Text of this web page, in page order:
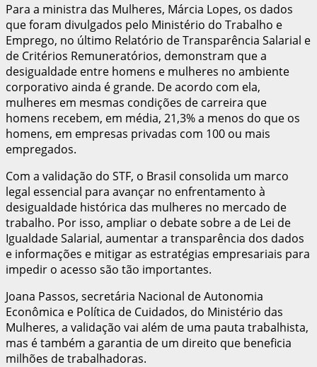
Para a ministra das Mulheres, Márcia Lopes, os dados
que foram divulgados pelo Ministério do Trabalho e
Emprego, no último Relatório de Transparência Salarial e
de Critérios Remuneratórios, demonstram que a
desigualdade entre homens e mulheres no ambiente
corporativo ainda é grande. De acordo com ela,
mulheres em mesmas condições de carreira que
homens recebem, em média, 21,3% a menos do que os
homens, em empresas privadas com 100 ou mais
empregados.
Com a validação do STF, o Brasil consolida um marco
legal essencial para avançar no enfrentamento à
desigualdade histórica das mulheres no mercado de
trabalho. Por isso, ampliar o debate sobre a de Lei de
Igualdade Salarial, aumentar a transparência dos dados
e informações e mitigar as estratégias empresariais para
impedir o acesso são tão importantes.
Joana Passos, secretária Nacional de Autonomia
Econômica e Política de Cuidados, do Ministério das
Mulheres, a validação vai além de uma pauta trabalhista,
mas é também a garantia de um direito que beneficia
milhões de trabalhadoras.